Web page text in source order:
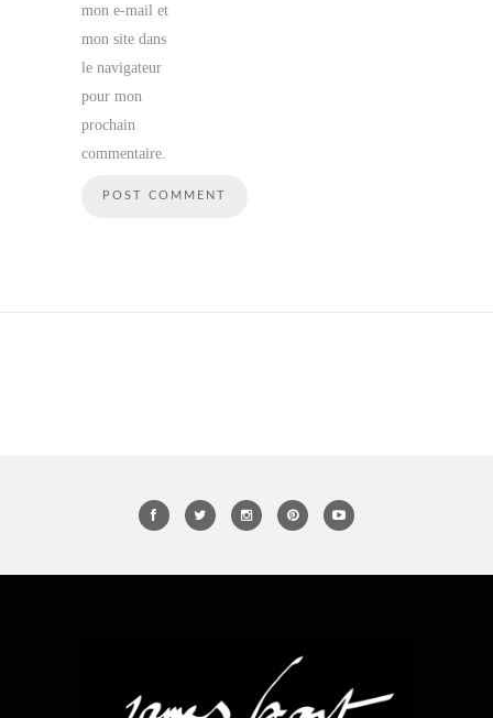
mon e-mail et
mon site dans
le navigateur
pour mon
prochain
commentaire.